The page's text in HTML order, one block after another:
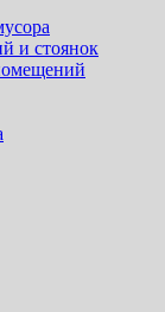
и стоянок